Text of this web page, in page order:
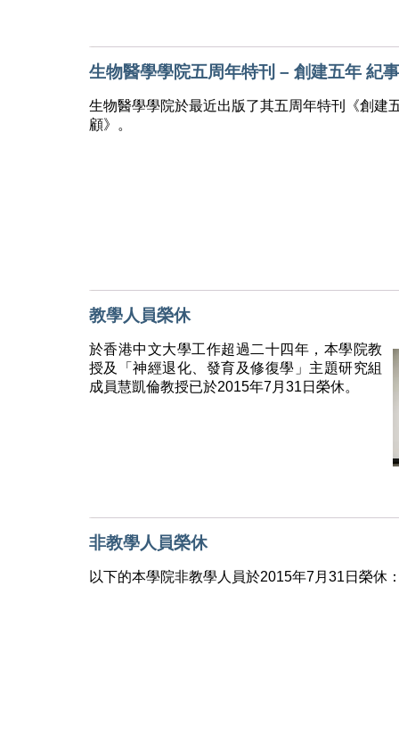
生物醫學學院五周年特刊 – 創建五年 紀
生物醫學學院於最近出版了其五周年特刊《創建
顧》。
教學人員榮休
於香港中文大學工作超過二十四年，本學院教
授及「神經退化、發育及修復學」主題研究組
成員慧凱倫教授已於2015年7月31日榮休。
非教學人員榮休
以下的本學院非教學人員於2015年7月31日榮休